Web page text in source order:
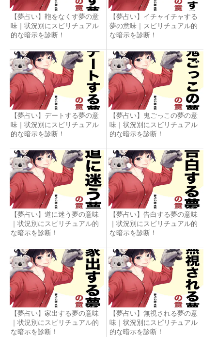
【夢占い】鞄をなくす夢の意
味｜状況別にスピリチュアル
的な暗示を診断！
【夢占い】イチャイチャする
夢の意味｜スピリチュアル的
な暗示を診断！
【夢占い】デートする夢の意
味｜状況別にスピリチュアル
的な暗示を診断！
【夢占い】鬼ごっこの夢の意
味｜状況別にスピリチュアル
的な暗示を診断！
【夢占い】道に迷う夢の意味
｜状況別にスピリチュアル的
な暗示を診断！
【夢占い】告白する夢の意味
｜状況別にスピリチュアル的
な暗示を診断！
【夢占い】家出する夢の意味
｜状況別にスピリチュアル的
な暗示を診断！
【夢占い】無視される夢の意
味｜状況別にスピリチュアル
的な暗示を診断！